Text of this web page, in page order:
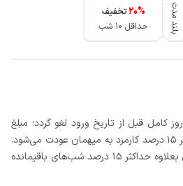
بلند مدت 20%
تخفیف
حداقل 10 شب
در صورتی که رزرو، حداقل 3 روز کامل قبل از تاریخ ورود لغو گردد؛ مبلغ
صورتحساب پس از کسر حداکثر 15 درصد کارمزد به میهمان عودت می‌شود.
در غیر اینصورت اجاره شب اول بعلاوه حداکثر 15 درصد شب‌های باقیمانده